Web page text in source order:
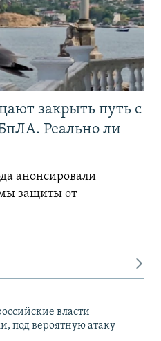
закрыть путь с
Реально ли
анонсировали
защиты от
власти
под вероятную атаку